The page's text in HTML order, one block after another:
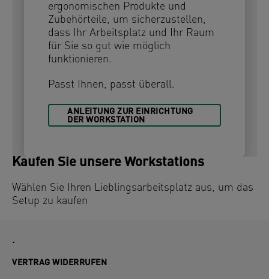
ergonomischen Produkte und
Zubehörteile, um sicherzustellen,
dass Ihr Arbeitsplatz und Ihr Raum
für Sie so gut wie möglich
funktionieren.
Passt Ihnen, passt überall.
ANLEITUNG ZUR EINRICHTUNG
DER WORKSTATION
Kaufen Sie unsere Workstations
Wählen Sie Ihren Lieblingsarbeitsplatz aus, um das
Setup zu kaufen
.
VERTRAG WIDERRUFEN